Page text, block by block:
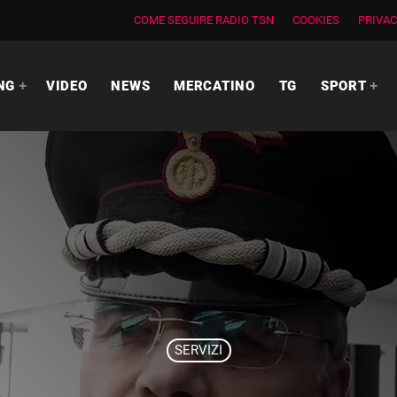
COME SEGUIRE RADIO TSN COOKIES
VIDEO NEWS MERCATINO TG SPORT
SERVIZI